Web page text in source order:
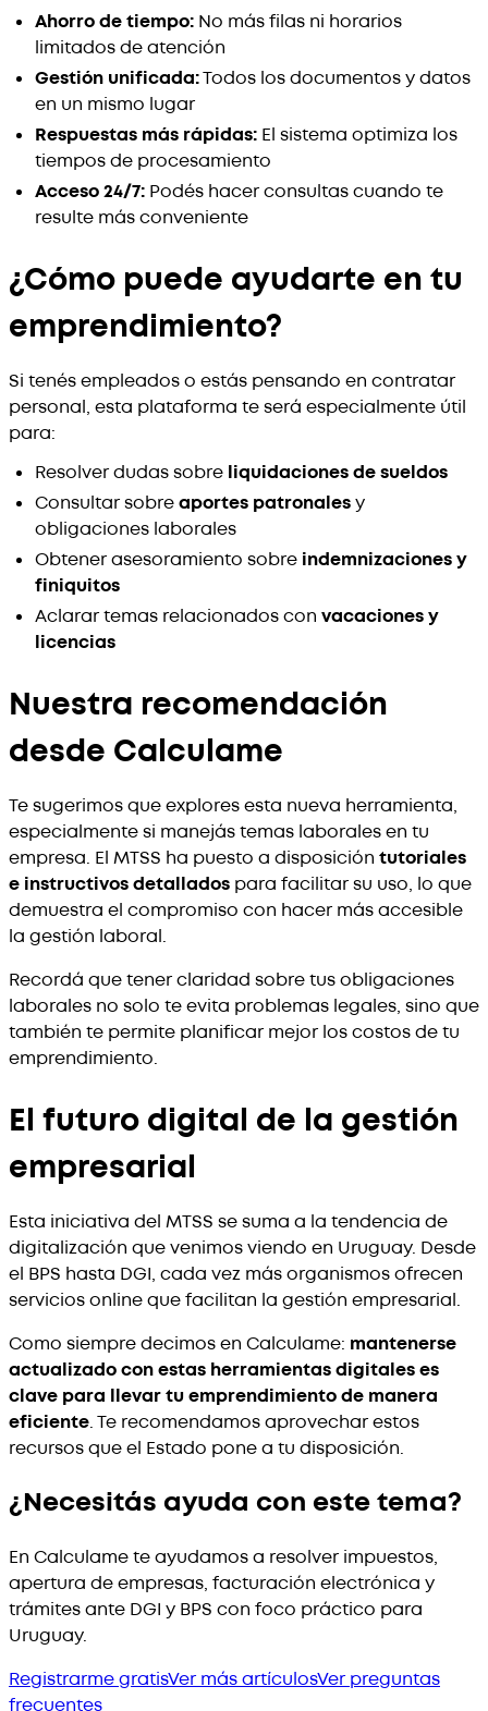
Ahorro de tiempo: No más filas ni horarios
limitados de atención
Gestión unificada:Todos los documentos y datos
en un mismo lugar
Respuestas más rápidas: El sistema optimiza los
tiempos de procesamiento
Acceso 24/7: Podés hacer consultas cuando te
resulte más conveniente
¿Cómo puede ayudarte en tu
emprendimiento?
Si tenés empleados o estás pensando en contratar
personal, esta plataforma te será especialmente útil
para:
Resolver dudas sobre liquidaciones de sueldos
Consultar sobreaportes patronalesy
obligaciones laborales
Obtener asesoramiento sobre indemnizaciones y
finiquitos
Aclarar temas relacionados con vacaciones y
licencias
Nuestra recomendación
desde Calculame
Te sugerimos que explores esta nueva herramienta,
especialmente si manejás temas laborales en tu
empresa. El MTSS ha puesto a disposición tutoriales
e instructivos detallados para facilitar su uso, lo que
demuestra el compromiso con hacer más accesible
la gestión laboral.
Recordá que tener claridad sobre tus obligaciones
laborales no solo te evita problemas legales, sino que
también te permite planificar mejor los costos de tu
emprendimiento.
El futuro digital de la gestión
empresarial
Esta iniciativa del MTSS se suma a la tendencia de
digitalización que venimos viendo en Uruguay. Desde
el BPS hasta DGI, cada vez más organismos ofrecen
servicios online que facilitan la gestión empresarial.
Como siempre decimos en Calculame: mantenerse
actualizado con estas herramientas digitales es
clave para llevar tu emprendimiento de manera
eficiente. Te recomendamos aprovechar estos
recursos que el Estado pone a tu disposición.
¿Necesitás ayuda con este tema?
En Calculame te ayudamos a resolver impuestos,
apertura de empresas, facturación electrónica y
trámites ante DGI y BPS con foco práctico para
Uruguay.
Registrarme gratisVer más artículosVer preguntas
frecuentes